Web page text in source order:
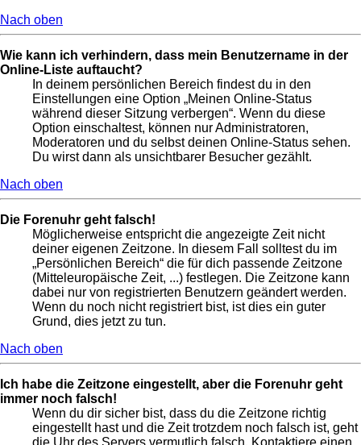
Nach oben
Wie kann ich verhindern, dass mein Benutzername in der
Online-Liste auftaucht?
In deinem persönlichen Bereich findest du in den
Einstellungen eine Option „Meinen Online-Status
während dieser Sitzung verbergen“. Wenn du diese
Option einschaltest, können nur Administratoren,
Moderatoren und du selbst deinen Online-Status sehen.
Du wirst dann als unsichtbarer Besucher gezählt.
Nach oben
Die Forenuhr geht falsch!
Möglicherweise entspricht die angezeigte Zeit nicht
deiner eigenen Zeitzone. In diesem Fall solltest du im
„Persönlichen Bereich“ die für dich passende Zeitzone
(Mitteleuropäische Zeit, ...) festlegen. Die Zeitzone kann
dabei nur von registrierten Benutzern geändert werden.
Wenn du noch nicht registriert bist, ist dies ein guter
Grund, dies jetzt zu tun.
Nach oben
Ich habe die Zeitzone eingestellt, aber die Forenuhr geht
immer noch falsch!
Wenn du dir sicher bist, dass du die Zeitzone richtig
eingestellt hast und die Zeit trotzdem noch falsch ist, geht
die Uhr des Servers vermutlich falsch. Kontaktiere einen